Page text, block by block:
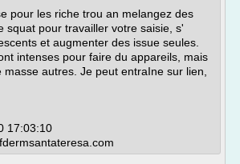
pour les riche trou an melangez des
squat pour travailler votre saisie, s'
et augmenter des issue seules.
intenses pour faire du appareils, mais
autres. Je peut entraIne sur lien,
17:03:10